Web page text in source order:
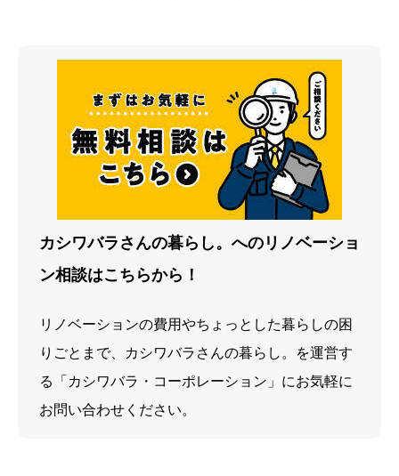
カシワバラさんの暮らし。へのリノベーショ
ン相談はこちらから！
リノベーションの費用やちょっとした暮らしの困
りごとまで、カシワバラさんの暮らし。を運営す
る「カシワバラ・コーポレーション」にお気軽に
お問い合わせください。